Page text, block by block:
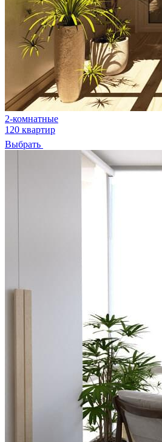
2-комнатные
120 квартир
Выбрать